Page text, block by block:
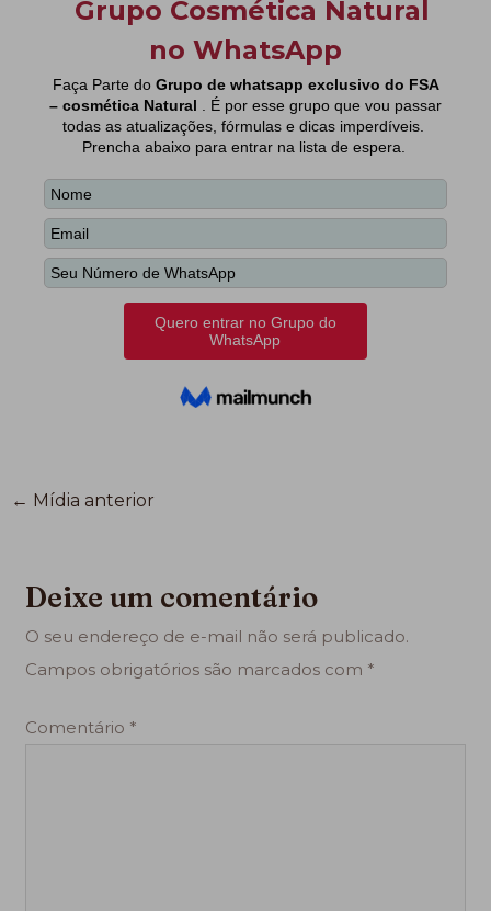
← Mídia anterior
Deixe um comentário
O seu endereço de e-mail não será publicado.
Campos obrigatórios são marcados com *
Comentário *